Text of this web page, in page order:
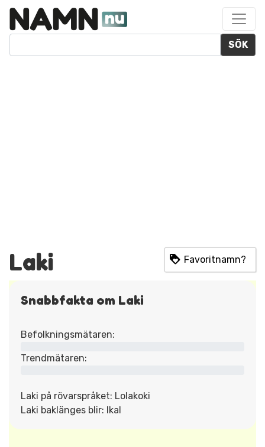
SÖK
Laki Favoritnamn?
Snabbfakta om Laki
Befolkningsmätaren:
Trendmätaren:
Laki på rövarspråket: Lolakoki
Laki baklänges blir: Ikal